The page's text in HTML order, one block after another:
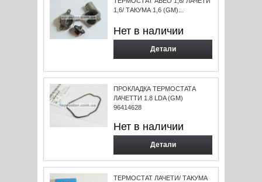
1,6/ ТАКУМА 1,6 (GM)...
Нет в наличии
Детали
ПРОКЛАДКА ТЕРМОСТАТА
ЛАЧЕТТИ 1.8 LDA (GM)
96414628
Нет в наличии
Детали
ТЕРМОСТАТ ЛАЧЕТИ/ ТАКУМА